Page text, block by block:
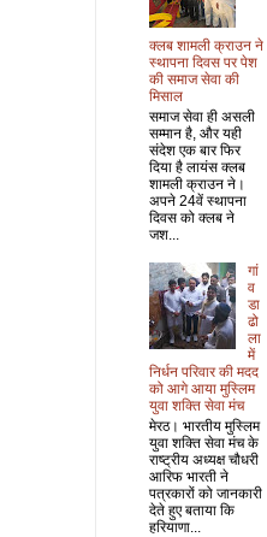
क्लब शामली क्राउन ने
स्थापना दिवस पर पेश
की समाज सेवा की
मिसाल
समाज सेवा ही असली
सम्मान है, और यही
संदेश एक बार फिर
दिया है लायंस क्लब
शामली क्राउन ने।
अपने 24वें स्थापना
दिवस को क्लब ने
जश...
गां
व
डा
ढो
ला
में
निर्धन परिवार की मदद
को आगे आया मुस्लिम
युवा शक्ति सेवा मंच
मेरठ। भारतीय मुस्लिम
युवा शक्ति सेवा मंच के
राष्ट्रीय अध्यक्ष चौधरी
आरिफ भारती ने
पत्रकारों को जानकारी
देते हुए बताया कि
हरियाणा...